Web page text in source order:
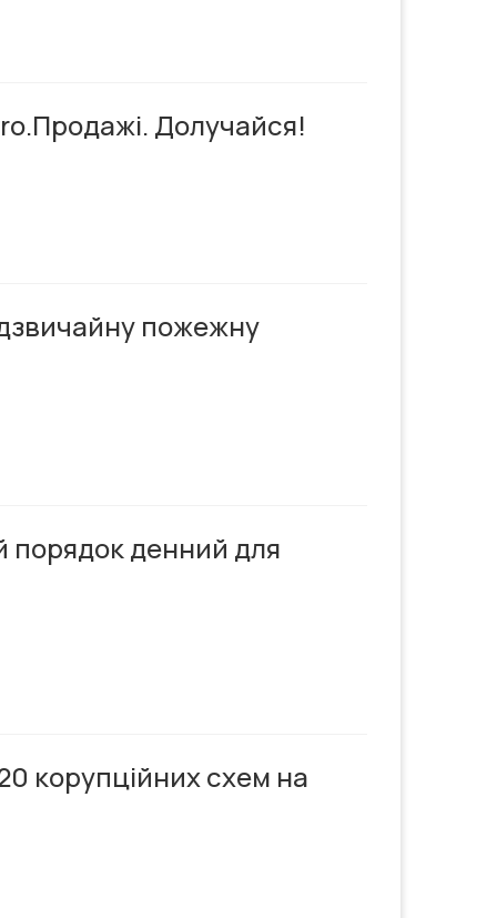
Долучайся!
пожежну
порядок денний для
корупційних схем на